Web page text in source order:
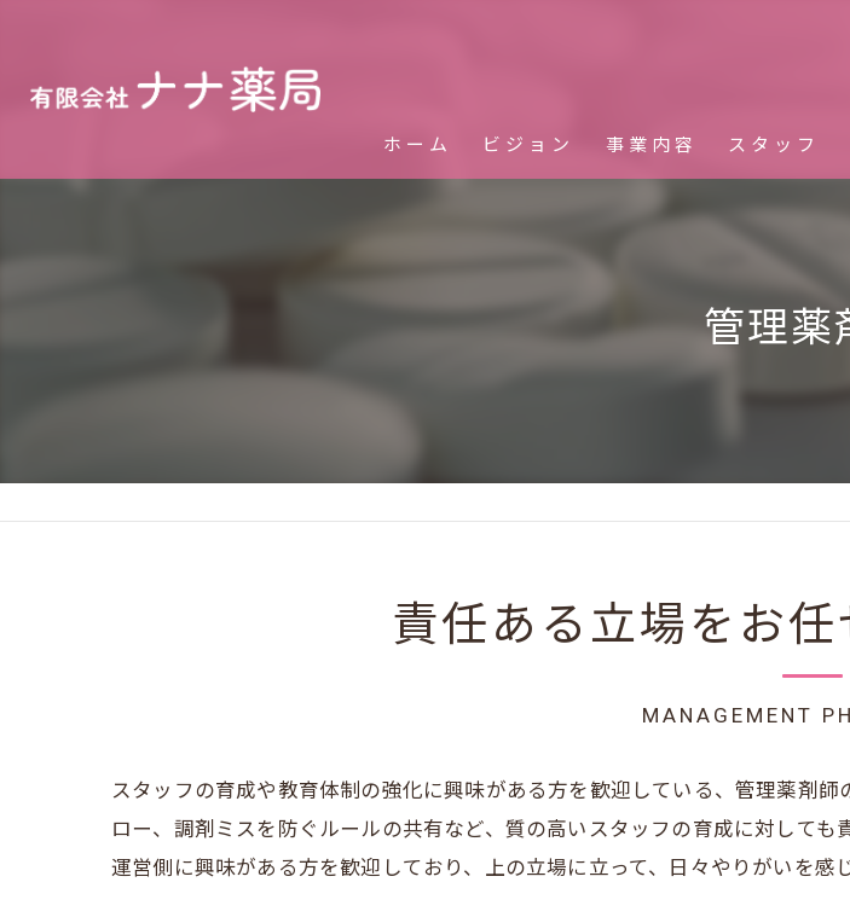
ホーム ビジョン 事業内容 スタッフ
管理薬
責任ある立場をお
MANAGEMENT
スタッフの育成や教育体制の強化に興味がある方を歓迎している、管理薬剤
ロー、調剤ミスを防ぐルールの共有など、質の高いスタッフの育成に対して
運営側に興味がある方を歓迎しており、上の立場に立って、日々やりがいを感